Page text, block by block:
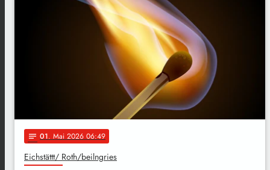
notes 01. Mai 2026 06:49
Eichstättt/ Roth/beilngries